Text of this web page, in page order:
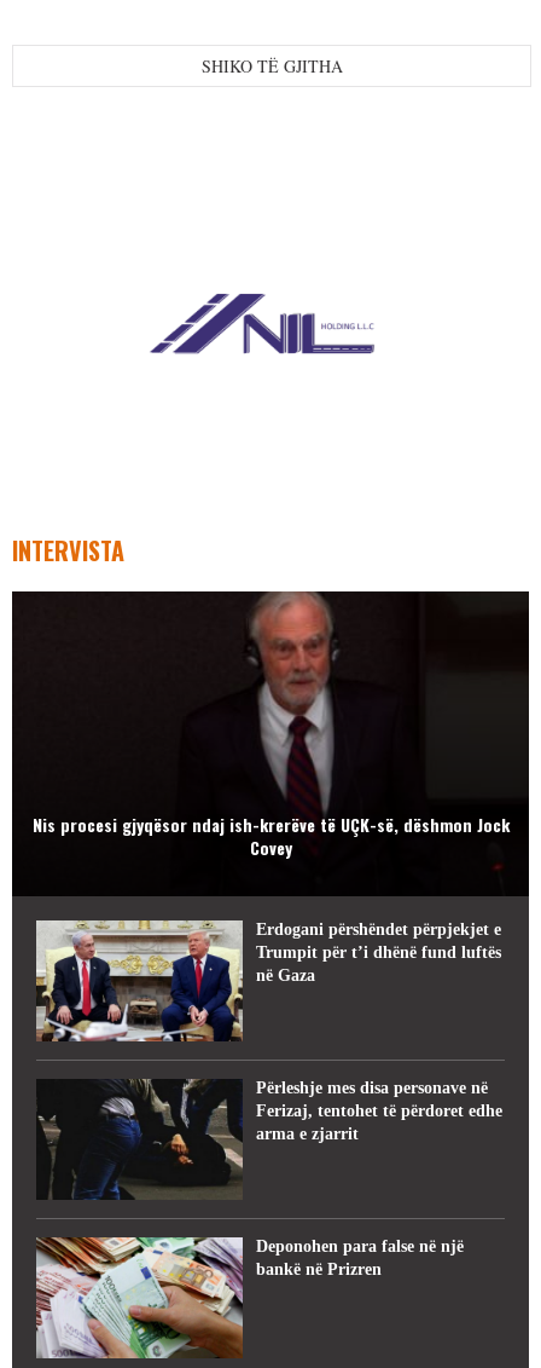
SHIKO TË GJITHA
INTERVISTA
Nis procesi gjyqësor ndaj ish-krerëve të UÇK-së, dëshmon Jock
Covey
Erdogani përshëndet përpjekjet e
Trumpit për t’i dhënë fund luftës
në Gaza
Përleshje mes disa personave në
Ferizaj, tentohet të përdoret edhe
arma e zjarrit
Deponohen para false në një
bankë në Prizren